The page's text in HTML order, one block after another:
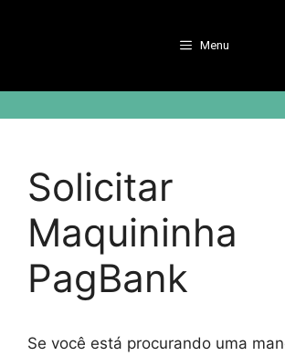
Menu
Solicitar
Maquininha
PagBank
Se você está procurando uma